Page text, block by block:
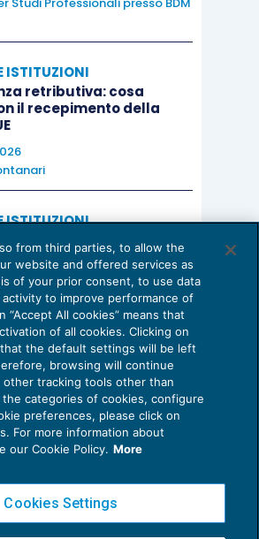
ISTITUZIONI
retributiva: cosa
il recepimento della
ISTITUZIONI
il potenziale dello Studio:
sul futuro della
del lavoro
Privacy Policy
Cookie Policy
from third parties, to allow the
website and offered services as
of your prior consent, to use data
to improve performance of
“Accept All cookies” means that
of all cookies. Clicking on
that the default settings will be left
browsing will continue
tracking tools other than
the categories of cookies, configure
preferences, please click on
For more information about
our Cookie Policy. More
Cookies Settings